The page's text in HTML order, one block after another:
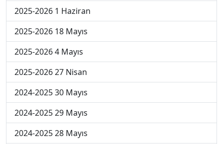
2025-2026 1 Haziran
2025-2026 18 Mayıs
2025-2026 4 Mayıs
2025-2026 27 Nisan
2024-2025 30 Mayıs
2024-2025 29 Mayıs
2024-2025 28 Mayıs